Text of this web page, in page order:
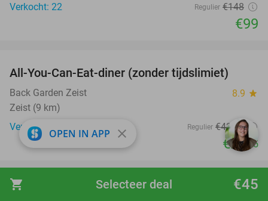
shopping_cart €45
Selecteer deal
Verkocht: 22
Regulier €148
€99
All-You-Can-Eat-diner (zonder tijdslimiet)
Back Garden Zeist 8.9 star
Zeist (9 km)
Verkocht: 1.756
Regulier €42 ,50
€26,95
OPEN IN APP close